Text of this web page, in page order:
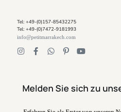
Tel: +49-(0)157-85432275
Tel: +49-(0)7472-9181993
info@petitmarrakech.com
Melden Sie sich zu